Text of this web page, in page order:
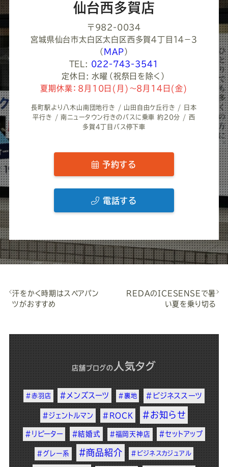
仙台西多賀店
〒982-0034
宮城県仙台市太白区太白区西多賀４丁目１４−３
（ MAP ）
TEL: 022-743-3541
定休日: 水曜（祝祭日を除く）
夏期休業：8月10日(月)～8月14日(金)
長町駅より八木山南団地行き / 山田自由ケ丘行き / 日本
平行き / 南ニュータウン行きのバスに乗車 約20分 / 西
多賀4丁目バス停下車
予約する
電話する
汗をかく時期はスペアパン
ツがおすすめ
REDAのICESENSEで暑
い夏を乗り切る
店舗ブログの 人気タグ
#赤羽店 #メンズスーツ #裏地 #ビジネススーツ
#ジェントルマン #ROCK #お知らせ
#リピーター #結婚式 #福岡天神店 #セットアップ
#グレー系 #商品紹介 #ビジネスカジュアル